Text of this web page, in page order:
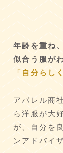
年齢を重ね
似合う服が
「自分らし
アパレル商
ら洋服が大
が、自分を
ンアドバイ